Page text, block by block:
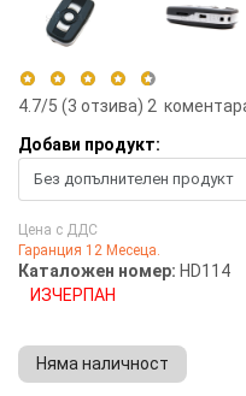
4.7/5 (3 отзива)
5 stars
4 stars
3 stars
2 stars
1 star
2
Добави продукт:
Цена с ДДС
Гаранция 12 Месеца.
Каталожен номер: HD114
ИЗЧЕРПАН
Няма наличност